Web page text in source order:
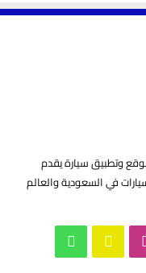
وتطبيق سيارة يقدم
في السعودية والعالم
انستقرام سناب